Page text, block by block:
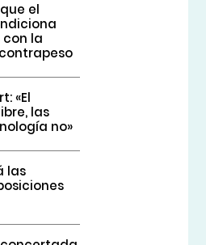
el
la
«El
las
no»
las